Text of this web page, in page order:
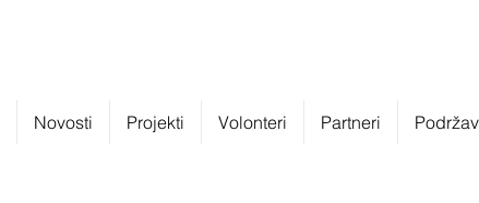
Novosti Projekti Volonteri Partneri